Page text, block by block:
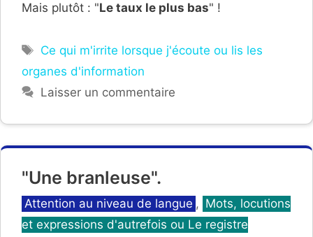
Mais plutôt : "Le taux le plus bas" !
Étiquettes
Ce qui m'irrite lorsque j'écoute ou lis les
organes d'information
Laisser un commentaire
"Une branleuse".
Catégories
Attention au niveau de langue , Mots, locutions
et expressions d'autrefois ou Le registre